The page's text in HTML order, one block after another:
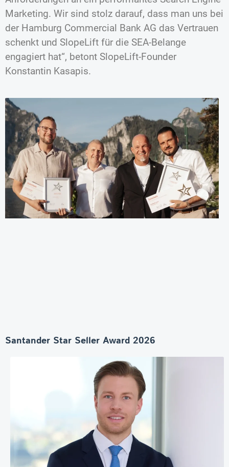
Marketing. Wir sind stolz darauf, dass man uns bei
der Hamburg Commercial Bank AG das Vertrauen
schenkt und SlopeLift für die SEA-Belange
engagiert hat“, betont SlopeLift-Founder
Konstantin Kasapis.
Santander Star Seller Award 2026